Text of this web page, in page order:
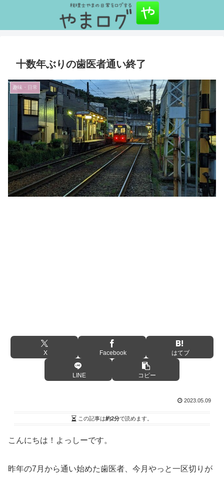
十数年ぶりの歯医者通い終了
趣味・日常
X Facebook はてブ
LINE コピー
2023.05.09
この記事は約2分で読めます。
こんにちは！よっしーです。
昨年の7月から通い始めた歯医者、今月やっと一区切りが